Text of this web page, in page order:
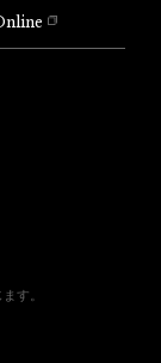
す。